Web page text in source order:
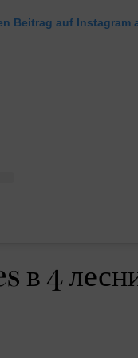
Beitrag auf Instagram
в 4